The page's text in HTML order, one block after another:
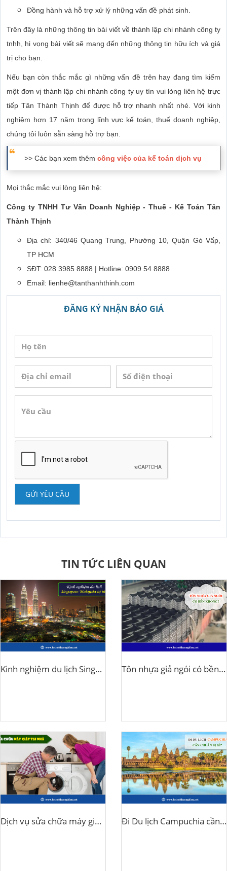
Đồng hành và hỗ trợ xử lý những vấn đề phát sinh.
Trên đây là những thông tin bài viết về thành lập chi nhánh công ty
tnhh, hi vọng bài viết sẽ mang đến những thông tin hữu ích và giá
trị cho bạn.
Nếu bạn còn thắc mắc gì những vấn đề trên hay đang tìm kiếm
một đơn vị thành lập chi nhánh công ty uy tín vui lòng liên hệ trực
tiếp Tân Thành Thịnh để được hỗ trợ nhanh nhất nhé. Với kinh
nghiệm hơn 17 năm trong lĩnh vực kế toán, thuế doanh nghiệp,
chúng tôi luôn sẵn sàng hỗ trợ bạn.
>> Các bạn xem thêm công việc của kế toán dịch vụ
Mọi thắc mắc vui lòng liên hệ:
Công ty TNHH Tư Vấn Doanh Nghiệp - Thuế - Kế Toán Tân
Thành Thịnh
Địa chỉ: 340/46 Quang Trung, Phường 10, Quận Gò Vấp,
TP HCM
SĐT: 028 3985 8888 | Hotline: 0909 54 8888
Email: lienhe@tanthanhthinh.com
ĐĂNG KÝ NHẬN BÁO GIÁ
GỬI YÊU CẦU
TIN TỨC LIÊN QUAN
Kinh nghiệm du lịch Singapore Malaysia tự túc Tôn nhựa giả ngói có bền không?
Dịch vụ sửa chữa máy giặt tại nhà Đi Du lịch Campuchia cần chuẩn bị gì?